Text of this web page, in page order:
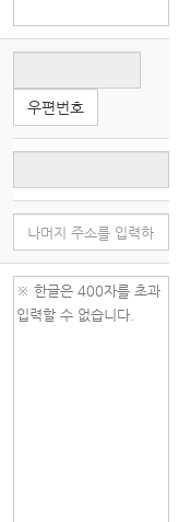
우편번호